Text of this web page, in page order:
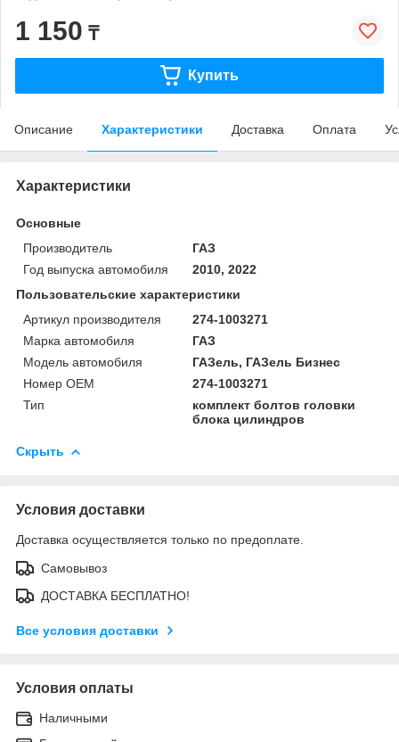
1 150 ₸
Купить
Описание Характеристики Доставка Оплата
Характеристики
Основные
Производитель
ГАЗ
Год выпуска автомобиля
2010, 2022
Пользовательские характеристики
Артикул производителя
274-1003271
Марка автомобиля
ГАЗ
Модель автомобиля
ГАЗель, ГАЗель Бизнес
Номер OEM
274-1003271
Тип
комплект болтов головки
блока цилиндров
Скрыть
Условия доставки
Доставка осуществляется только по предоплате.
Самовывоз
ДОСТАВКА БЕСПЛАТНО!
Все условия доставки
Условия оплаты
Наличными